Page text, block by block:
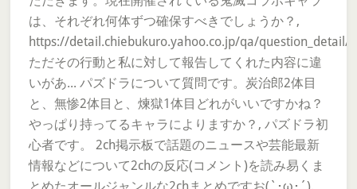
は、それぞれ何体ずつ確保すべきでしょうか？,
https://detail.chiebukuro.yahoo.co.jp/qa/question_detail/
ただその行動と私に対して報告してくれた内容に違
いがあ... パズドラについて質問です。炭治郎2体目
と、無惨2体目と、煉獄1体目どれがいいですかね？
やっぱり持ってるキャラによりますか？, パズドラ初
心者です。 2ch掲示板で話題のニュースや芸能最新
情報などについて2chの反応(コメント)を読み易くま